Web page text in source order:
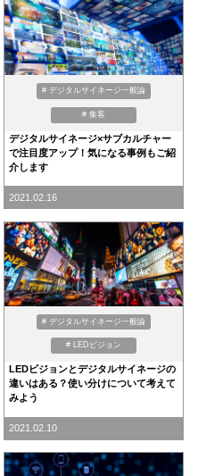
# デジタルサイネージ一般論
# 集客
デジタルサイネージ×サブカルチャー
で注目度アップ！気になる事例もご紹
介します
2021.02.16
# デジタルサイネージ一般論
# LEDビジョン
LEDビジョンとデジタルサイネージの
違いはある？使い分けについて考えて
みよう
2021.02.10